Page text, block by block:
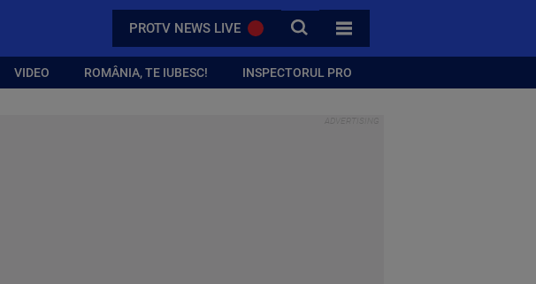
PROTV NEWS LIVE CAUTA
TOATE CATEGORIILE
VIDEO ROMÂNIA, TE IUBESC! INSPECTORUL PRO